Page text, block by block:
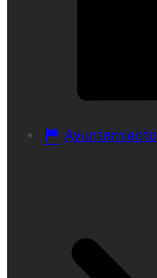
Ayuntamiento